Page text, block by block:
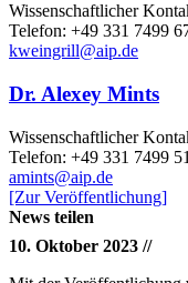
Wissenschaftlicher
Telefon: +49 331 7499
kweingrill@aip.de
Dr. Alexey Mints
Wissenschaftlicher
Telefon: +49 331 7499
amints@aip.de
[Zur Veröffentlichung]
News teilen
10. Oktober 2023 //